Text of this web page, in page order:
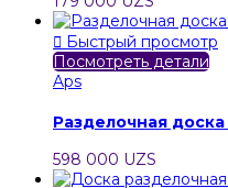
 Быстрый просмотр
Посмотреть детали
Aps
Разделочная
598 000 UZS